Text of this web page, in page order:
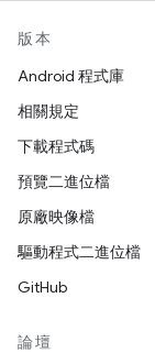
版本
Android 程式庫
相關規定
下載程式碼
預覽二進位檔
原廠映像檔
驅動程式二進位檔
GitHub
論壇